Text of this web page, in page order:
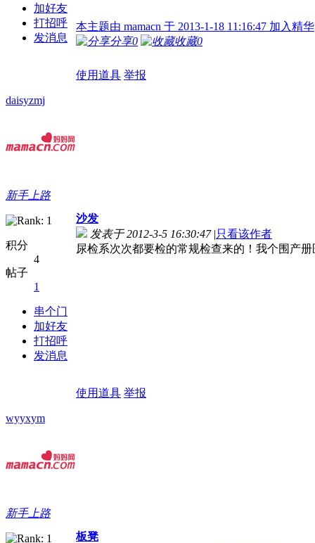
加好友
打招呼
发消息
本主题由 mamacn 于 2013-1-18 11:16:47 加入精华
分享0 收藏0
使用道具 举报
daisyzmj
新手上路
积分
4
帖子
1
串个门
加好友
打招呼
发消息
沙发
发表于 2012-3-5 16:30:47 |只看该作者
尿检系次次都要检的常规检查来的！我个围产
使用道具 举报
wyyxym
新手上路
板凳